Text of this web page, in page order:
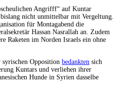
Angrifff“ auf Kuntar
nicht unmittelbar mit Vergeltung.
für Montagabend die
Hassan Nasrallah an. Zudem
Raketen im Norden Israels ein ohne
Opposition bedankten sich
Kuntars und verliehen ihrer
Hunde in Syrien dasselbe